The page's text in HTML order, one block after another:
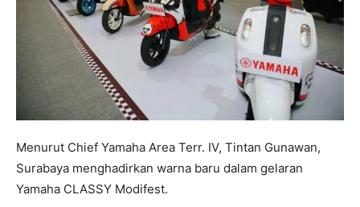
Menurut Chief Yamaha Area Terr. IV, Tintan Gunawan,
Surabaya menghadirkan warna baru dalam gelaran
Yamaha CLASSY Modifest.